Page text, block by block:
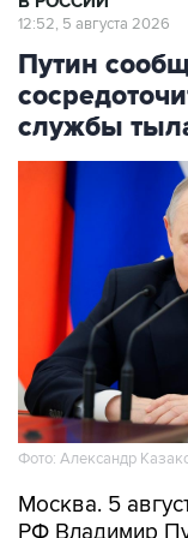
Путин
службы
Фото: Александр
Москва. 5
решении